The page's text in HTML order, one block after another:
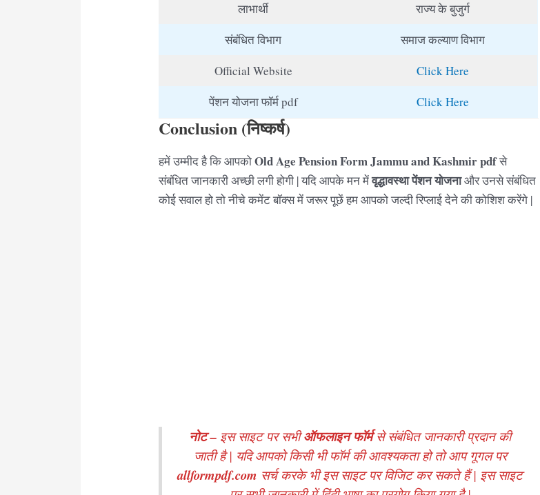
लाभार्थी
राज्य के बुजुर्ग
संबंधित विभाग
समाज कल्याण विभाग
Official Website
Click Here
पेंशन योजना फॉर्म pdf
Click Here
Conclusion (निष्कर्ष)
हमें उम्मीद है कि आपकोOld Age Pension Form Jammu and Kashmirpdfसे
संबंधित जानकारी अच्छी लगी होगी | यदि आपके मन मेंवृद्धावस्था पेंशन योजनाऔर उनसे संबंधित
कोई सवाल हो तो नीचे कमेंट बॉक्स में जरूर पूछें हम आपको जल्दी रिप्लाई देने की कोशिश करेंगे |
नोट – इस साइट पर सभीऑफलाइन फॉर्मसे संबंधित जानकारी प्रदान की
जाती है | यदि आपको किसी भी फॉर्म की आवश्यकता हो तो आप गूगल पर
allformpdf.com सर्च करके भी इस साइट पर विजिट कर सकते हैं | इस साइट